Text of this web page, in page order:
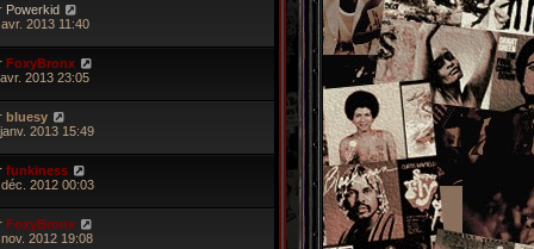
Powerkid
2013 11:40
FoxyBronx
2013 23:05
bluesy
2013 15:49
funkiness
déc. 2012 00:03
FoxyBronx
2012 19:08